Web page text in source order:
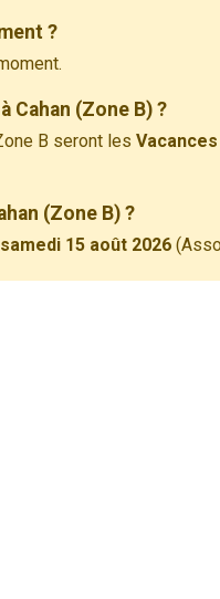
?
Cahan (Zone B) ?
B seront les
(Zone B) ?
samedi 15 août 2026